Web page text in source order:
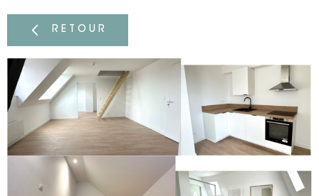
SERVICE
NOTRE
RETOUR
CHAMPS
RECHERCHER